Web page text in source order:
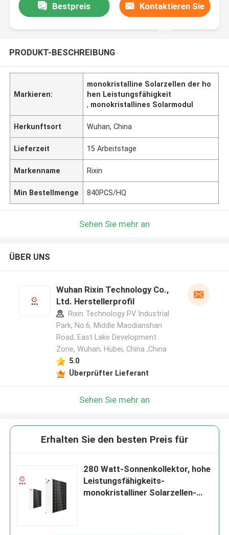
Bestpreis Kontaktieren Sie
uns
PRODUKT-BESCHREIBUNG
Markieren:
monokristalline Solarzellen der ho
hen Leistungsfähigkeit
, monokristallines Solarmodul
Herkunftsort Wuhan, China
Lieferzeit 15 Arbeitstage
Markenname Rixin
Min Bestellmenge 840PCS/HQ
Sehen Sie mehr an
ÜBER UNS
Wuhan Rixin Technology Co.,
Ltd. Herstellerprofil
Rixin Technology PV Industrial
Park, No.6, Middle Maodianshan
Road, East Lake Development
Zone, Wuhan, Hubei, China ,China
5.0
Überprüfter Lieferant
Sehen Sie mehr an
Erhalten Sie den besten Preis für
280 Watt-Sonnenkollektor, hohe
Leistungsfähigkeits-
monokristalliner Solarzellen-